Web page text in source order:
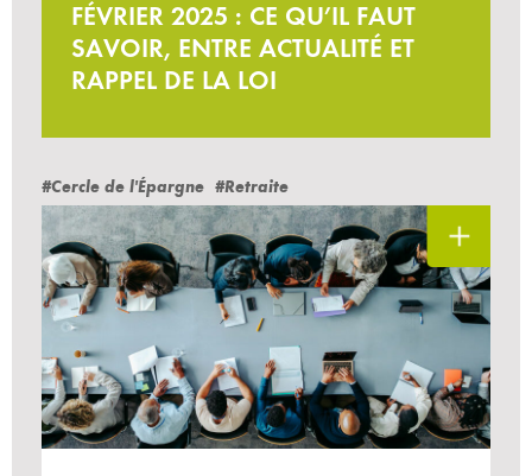
FÉVRIER 2025 : CE QU’IL FAUT
SAVOIR, ENTRE ACTUALITÉ ET
RAPPEL DE LA LOI
#Cercle de l'Épargne #Retraite